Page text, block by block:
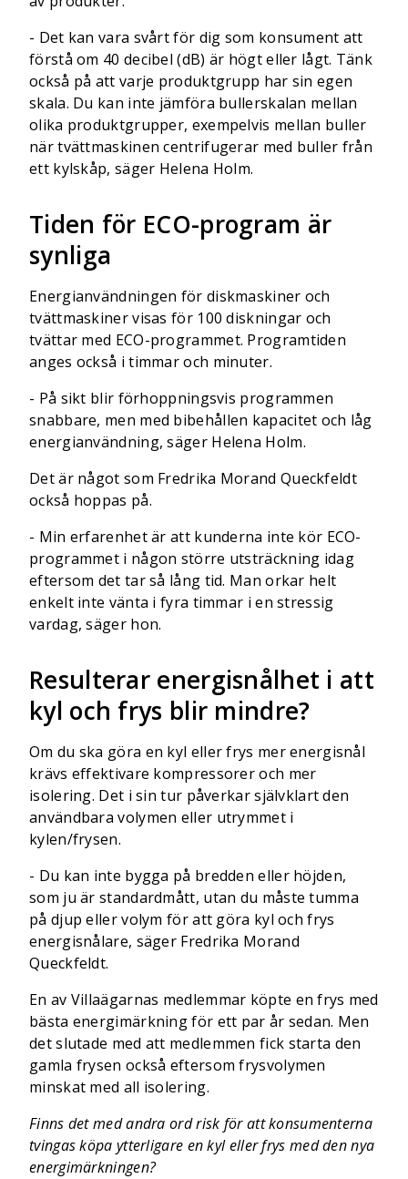
- Det kan vara svårt för dig som konsument att
förstå om 40 decibel (dB) är högt eller lågt. Tänk
också på att varje produktgrupp har sin egen
skala. Du kan inte jämföra bullerskalan mellan
olika produktgrupper, exempelvis mellan buller
när tvättmaskinen centrifugerar med buller från
ett kylskåp, säger Helena Holm.
Tiden för ECO-program är
synliga
Energianvändningen för diskmaskiner och
tvättmaskiner visas för 100 diskningar och
tvättar med ECO-programmet. Programtiden
anges också i timmar och minuter.
- På sikt blir förhoppningsvis programmen
snabbare, men med bibehållen kapacitet och låg
energianvändning, säger Helena Holm.
Det är något som Fredrika Morand Queckfeldt
också hoppas på.
- Min erfarenhet är att kunderna inte kör ECO-
programmet i någon större utsträckning idag
eftersom det tar så lång tid. Man orkar helt
enkelt inte vänta i fyra timmar i en stressig
vardag, säger hon.
Resulterar energisnålhet i att
kyl och frys blir mindre?
Om du ska göra en kyl eller frys mer energisnål
krävs effektivare kompressorer och mer
isolering. Det i sin tur påverkar självklart den
användbara volymen eller utrymmet i
kylen/frysen.
- Du kan inte bygga på bredden eller höjden,
som ju är standardmått, utan du måste tumma
på djup eller volym för att göra kyl och frys
energisnålare, säger Fredrika Morand
Queckfeldt.
En av Villaägarnas medlemmar köpte en frys med
bästa energimärkning för ett par år sedan. Men
det slutade med att medlemmen fick starta den
gamla frysen också eftersom frysvolymen
minskat med all isolering.
Finns det med andra ord risk för att konsumenterna
tvingas köpa ytterligare en kyl eller frys med den nya
energimärkningen?